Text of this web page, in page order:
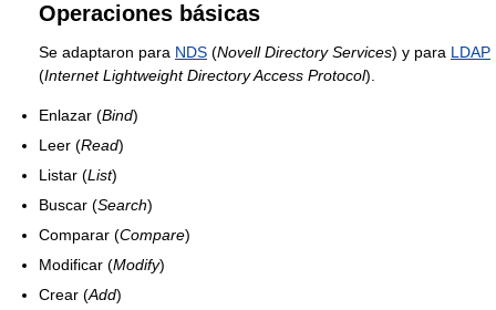
Operaciones básicas
Se adaptaron para NDS (Novell Directory Services) y para LDAP
(Internet Lightweight Directory Access Protocol).
Enlazar (Bind)
Leer (Read)
Listar (List)
Buscar (Search)
Comparar (Compare)
Modificar (Modify)
Crear (Add)